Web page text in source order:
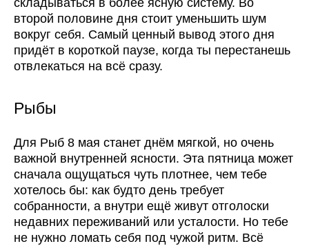
складываться в более ясную систему. Во
второй половине дня стоит уменьшить шум
вокруг себя. Самый ценный вывод этого дня
придёт в короткой паузе, когда ты перестанешь
отвлекаться на всё сразу.
Рыбы
Для Рыб 8 мая станет днём мягкой, но очень
важной внутренней ясности. Эта пятница может
сначала ощущаться чуть плотнее, чем тебе
хотелось бы: как будто день требует
собранности, а внутри ещё живут отголоски
недавних переживаний или усталости. Но тебе
не нужно ломать себя под чужой ритм. Всё